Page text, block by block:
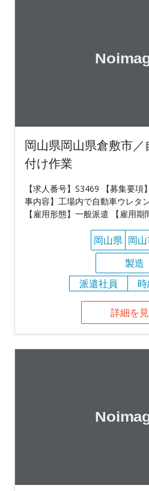
岡山県岡山県倉敷市
付け作業
【求人番号】S3469 【募集要
事内容】工場内で自動車ウレタ
【雇用形態】一般派遣 【雇用期
岡山県 岡
製造
派遣社員
詳細を